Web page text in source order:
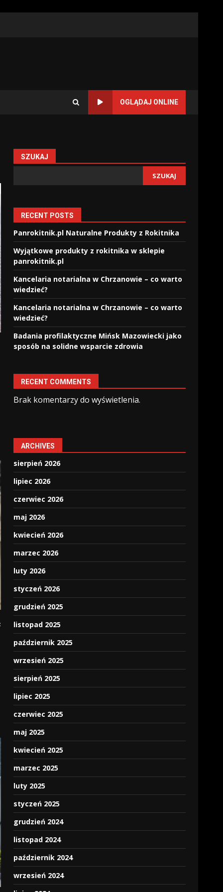
OGLĄDAJ ONLINE
SZUKAJ
SZUKAJ
RECENT POSTS
Panrokitnik.pl Naturalne Produkty z Rokitnika
Wyjątkowe produkty z rokitnika w sklepie
panrokitnik.pl
Kancelaria notarialna w Chrzanowie – co warto
wiedzieć?
Kancelaria notarialna w Chrzanowie – co warto
wiedzieć?
Badania profilaktyczne Mińsk Mazowiecki jako
sposób na solidne wsparcie zdrowia
RECENT COMMENTS
Brak komentarzy do wyświetlenia.
ARCHIVES
sierpień 2026
lipiec 2026
czerwiec 2026
maj 2026
kwiecień 2026
marzec 2026
luty 2026
styczeń 2026
grudzień 2025
listopad 2025
październik 2025
wrzesień 2025
sierpień 2025
lipiec 2025
czerwiec 2025
maj 2025
kwiecień 2025
marzec 2025
luty 2025
styczeń 2025
grudzień 2024
listopad 2024
październik 2024
wrzesień 2024